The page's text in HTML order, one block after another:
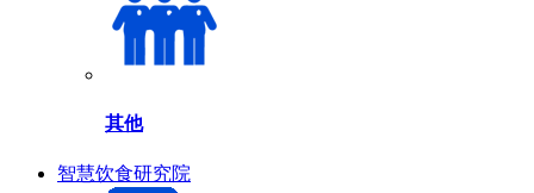
其他
智慧饮食研究院